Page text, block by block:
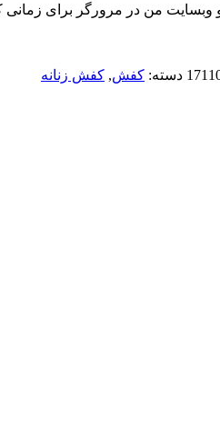
و وبسایت من در مرورگر برای
دسته: کفش, کفش زنانه